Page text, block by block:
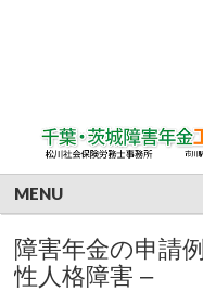
MENU
障害年金の申請
性人格障害 –